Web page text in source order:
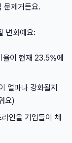
문제거든요.
변화예요:
율이 현재 23.5%에
얼마나 강화될지
요)
인을 기업들이 체